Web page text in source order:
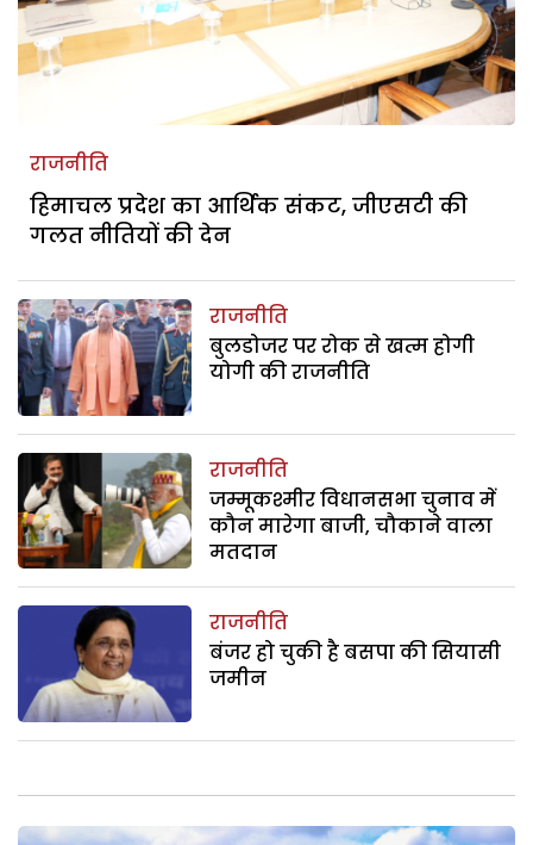
राजनीति
हिमाचल प्रदेश का आर्थिक संकट, जीएसटी की
गलत नीतियों की देन
राजनीति
बुलडोजर पर रोक से खत्म होगी
योगी की राजनीति
राजनीति
जम्मूकश्मीर विधानसभा चुनाव में
कौन मारेगा बाजी, चौकाने वाला
मतदान
राजनीति
बंजर हो चुकी है बसपा की सियासी
जमीन